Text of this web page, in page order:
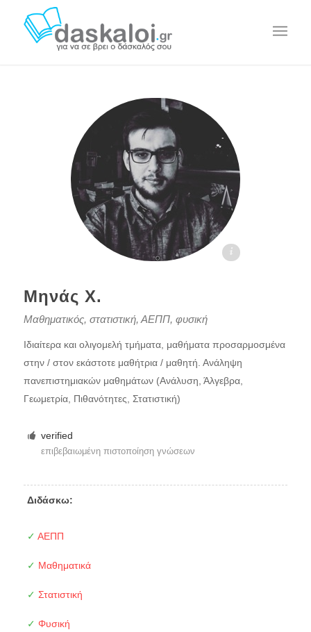
Μηνάς Χ. - daskaloi.gr
Μηνάς Χ.
Μαθηματικός, στατιστική, ΑΕΠΠ, φυσική
Ιδιαίτερα και ολιγομελή τμήματα, μαθήματα προσαρμοσμένα
στην / στον εκάστοτε μαθήτρια / μαθητή. Ανάληψη
πανεπιστημιακών μαθημάτων (Ανάλυση, Άλγεβρα,
Γεωμετρία, Πιθανότητες, Στατιστική)
verified
επιβεβαιωμένη πιστοποίηση γνώσεων
Διδάσκω:
✓ ΑΕΠΠ
✓ Μαθηματικά
✓ Στατιστική
✓ Φυσική